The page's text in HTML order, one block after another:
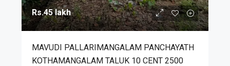
Rs.45 lakh
MAVUDI PALLARIMANGALAM PANCHAYATH
KOTHAMANGALAM TALUK 10 CENT 2500